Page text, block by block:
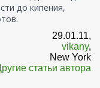
до кипения,
29.01.11,
vikany,
New York
статьи автора